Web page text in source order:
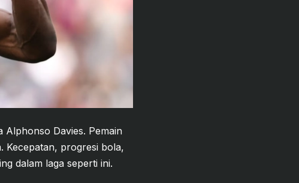
Alphonso Davies. Pemain
Kecepatan, progresi bola,
dalam laga seperti ini.